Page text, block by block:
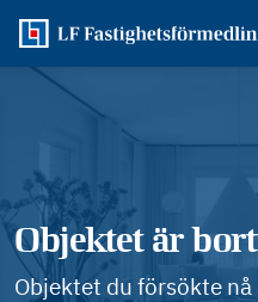
Objektet är
Objektet du försökte